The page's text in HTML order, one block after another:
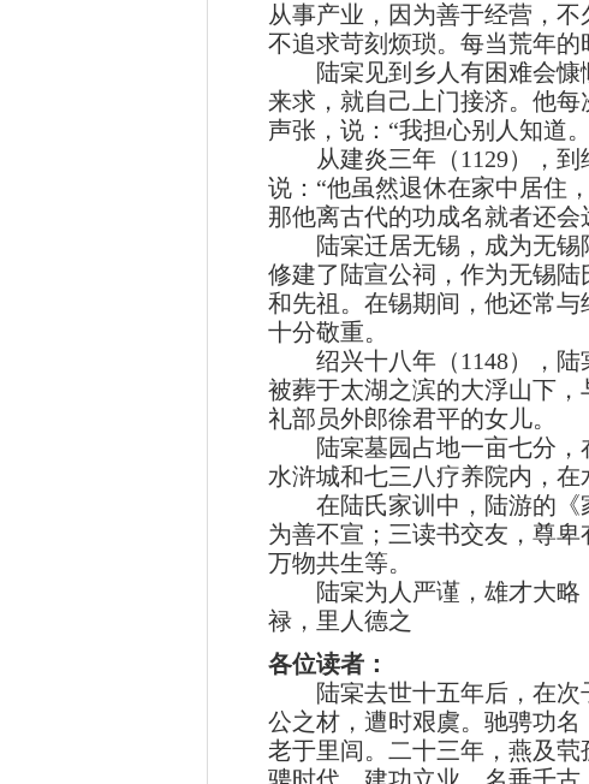
从事产业，因为善于经营，
不追求苛刻烦琐。每当荒年的
陆宲见到乡人有困难会慷
来求，就自己上门接济。他
声张，说：“我担心别人知道
从建炎三年（1129），到
说：“他虽然退休在家中居住
那他离古代的功成名就者还会
陆宲迁居无锡，成为无锡
修建了陆宣公祠，作为无锡
和先祖。在锡期间，他还常
十分敬重。
绍兴十八年（1148），陆
被葬于太湖之滨的大浮山下
礼部员外郎徐君平的女儿。
陆宲墓园占地一亩七分，在
水浒城和七三八疗养院内，在
在陆氏家训中，陆游的《家
为善不宣；三读书交友，尊
万物共生等。
陆宲为人严谨，雄才大略
禄，里人德之
各位读者：
陆宲去世十五年后，在次
公之材，遭时艰虞。驰骋功
老于里闾。二十三年，燕及